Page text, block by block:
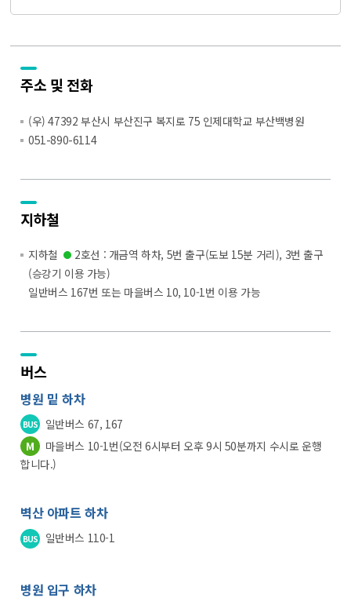
주소 및 전화
(우) 47392 부산시 부산진구 복지로 75 인제대학교 부산백병원
051-890-6114
지하철
지하철
2호선 : 개금역 하차, 5번 출구(도보 15분 거리), 3번 출구
(승강기 이용 가능)
일반버스 167번 또는 마을버스 10, 10-1번 이용 가능
버스
병원 밑 하차
BUS 일반버스 67, 167
M
마을버스 10-1번(오전 6시부터 오후 9시 50분까지 수시로 운행
합니다.)
벽산 아파트 하차
BUS 일반버스 110-1
병원 입구 하차